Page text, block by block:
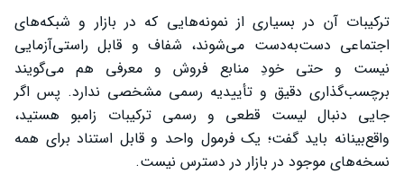
ترکیبات آن در بسیاری از نمونه‌هایی که در بازار و شبکه‌های
اجتماعی دست‌به‌دست می‌شوند، شفاف و قابل راستی‌آزمایی
نیست و حتی خودِ منابع فروش و معرفی هم می‌گویند
برچسب‌گذاری دقیق و تأییدیه رسمی مشخصی ندارد. پس اگر
جایی دنبال لیست قطعی و رسمی ترکیبات زامبو هستید،
واقع‌بینانه باید گفت؛ یک فرمول واحد و قابل استناد برای همه
نسخه‌های موجود در بازار در دسترس نیست.